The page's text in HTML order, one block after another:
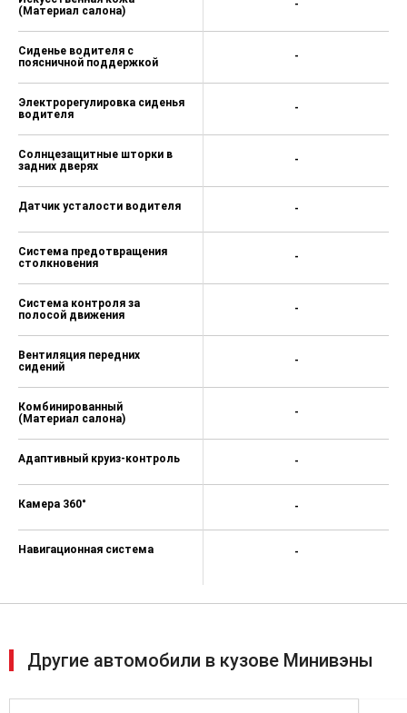
(Материал салона)
Сиденье водителя с
поясничной поддержкой
Электрорегулировка сиденья
водителя
Солнцезащитные шторки в
задних дверях
Датчик усталости водителя
Система предотвращения
столкновения
Система контроля за
полосой движения
Вентиляция передних
сидений
Комбинированный
(Материал салона)
Адаптивный круиз-контроль
Камера 360°
Навигационная система
-
-
-
-
-
-
-
-
-
-
-
-
Другие автомобили в кузове Минивэны